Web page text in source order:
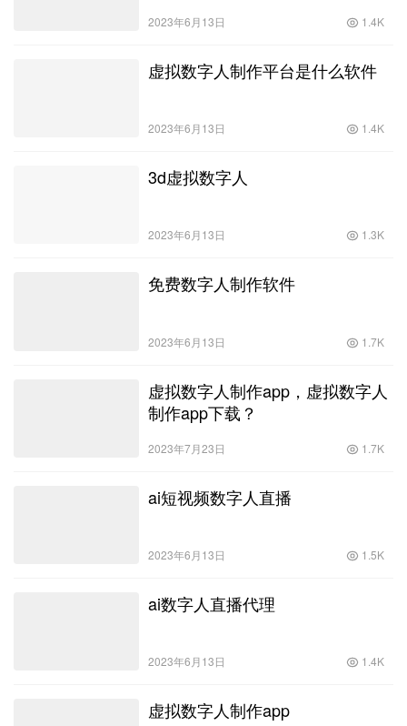
2023年6月13日 1.4K
虚拟数字人制作平台是什么软件
2023年6月13日 1.4K
3d虚拟数字人
2023年6月13日 1.3K
免费数字人制作软件
2023年6月13日 1.7K
虚拟数字人制作app，虚拟数字人
制作app下载？
2023年7月23日 1.7K
ai短视频数字人直播
2023年6月13日 1.5K
ai数字人直播代理
2023年6月13日 1.4K
虚拟数字人制作app